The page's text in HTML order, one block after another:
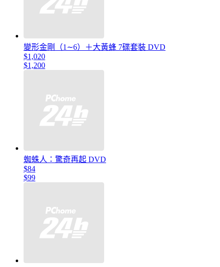
變形金剛（1∼6）＋大黃蜂 7碟套裝 DVD
$1,020
$1,200
蜘蛛人：驚奇再起 DVD
$84
$99